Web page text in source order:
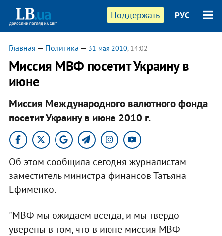
Поддержать РУС
Главная — Политика — 31 мая 2010, 14:02
Миссия МВФ посетит Украину в
июне
Миссия Международного валютного фонда
посетит Украину в июне 2010 г.
Об этом сообщила сегодня журналистам
заместитель министра финансов Татьяна
Ефименко.
"МВФ мы ожидаем всегда, и мы твердо
уверены в том, что в июне миссия МВФ